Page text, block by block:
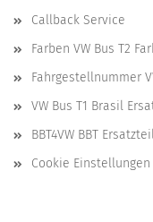
Callback Service
Farben VW Bus T2
Fahrgestellnummer
VW Bus T1 Brasil
BBT4VW BBT
Cookie Einstellungen